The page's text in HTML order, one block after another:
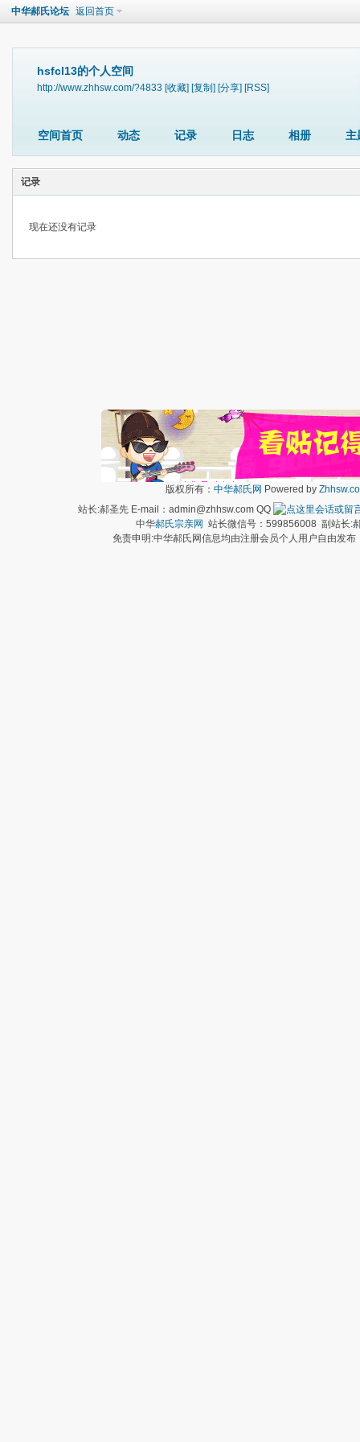
中华郝氏论坛 返回首页
hsfcl13的个人空间
http://www.zhhsw.com/?4833 [收藏] [复制] [分享] [RSS]
空间首页 动态 记录 日志 相册 主
记录
现在还没有记录
版权所有： 中华郝氏网 Powered by
站长:郝圣先 E-mail：admin@zhhsw.com QQ
中华郝氏宗亲网 站长微信号：599856008 副站长:
免责申明:中华郝氏网信息均由注册会员个人用户自由发